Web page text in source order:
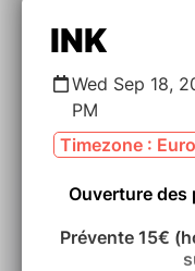
INK
Wed Sep 18,
PM
Timezone :
Ouverture
Prévente 15€